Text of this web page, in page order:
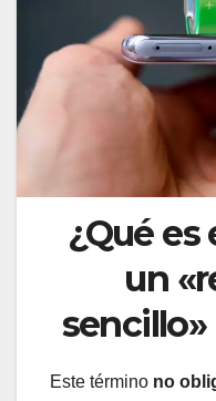
¿Qué
un
sencillo»
Este término no